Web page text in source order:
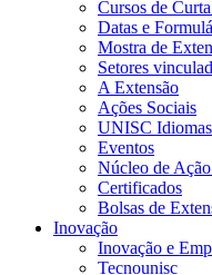
Cursos de
Datas e
Mostra de
Setores
A Extensão
Ações Sociais
UNISC Idiomas
Eventos
Núcleo de
Certificados
Bolsas de
Inovação
Inovação e
Tecnounisc